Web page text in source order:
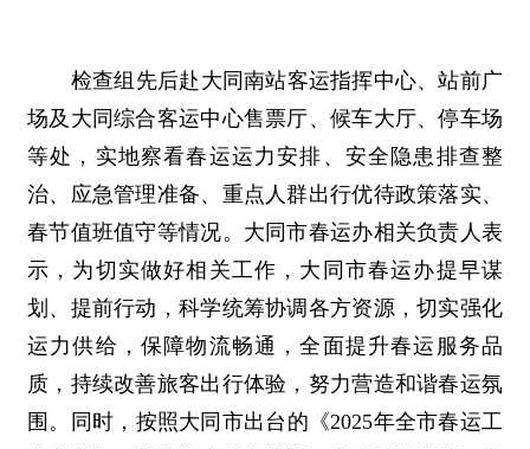
检查组先后赴大同南站客运指挥中心、站前广
场及大同综合客运中心售票厅、候车大厅、停车场
等处，实地察看春运运力安排、安全隐患排查整
治、应急管理准备、重点人群出行优待政策落实、
春节值班值守等情况。大同市春运办相关负责人表
示，为切实做好相关工作，大同市春运办提早谋
划、提前行动，科学统筹协调各方资源，切实强化
运力供给，保障物流畅通，全面提升春运服务品
质，持续改善旅客出行体验，努力营造和谐春运氛
围。同时，按照大同市出台的《2025年全市春运工